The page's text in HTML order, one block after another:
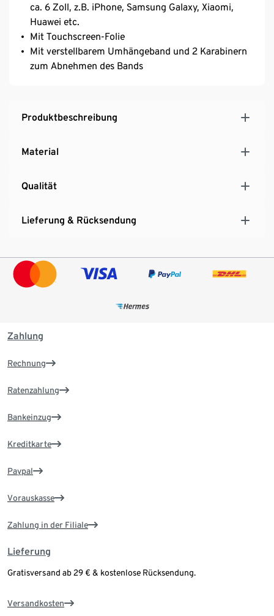
ca. 6 Zoll, z.B. iPhone, Samsung Galaxy, Xiaomi,
Huawei etc.
Mit Touchscreen-Folie
Mit verstellbarem Umhängeband und 2 Karabinern
zum Abnehmen des Bands
Produktbeschreibung
Material
Qualität
Lieferung & Rücksendung
Zahlung
Rechnung
Ratenzahlung
Bankeinzug
Kreditkarte
Paypal
Vorauskasse
Zahlung in der Filiale
Lieferung
Gratisversand ab 29 € & kostenlose Rücksendung.
Versandkosten